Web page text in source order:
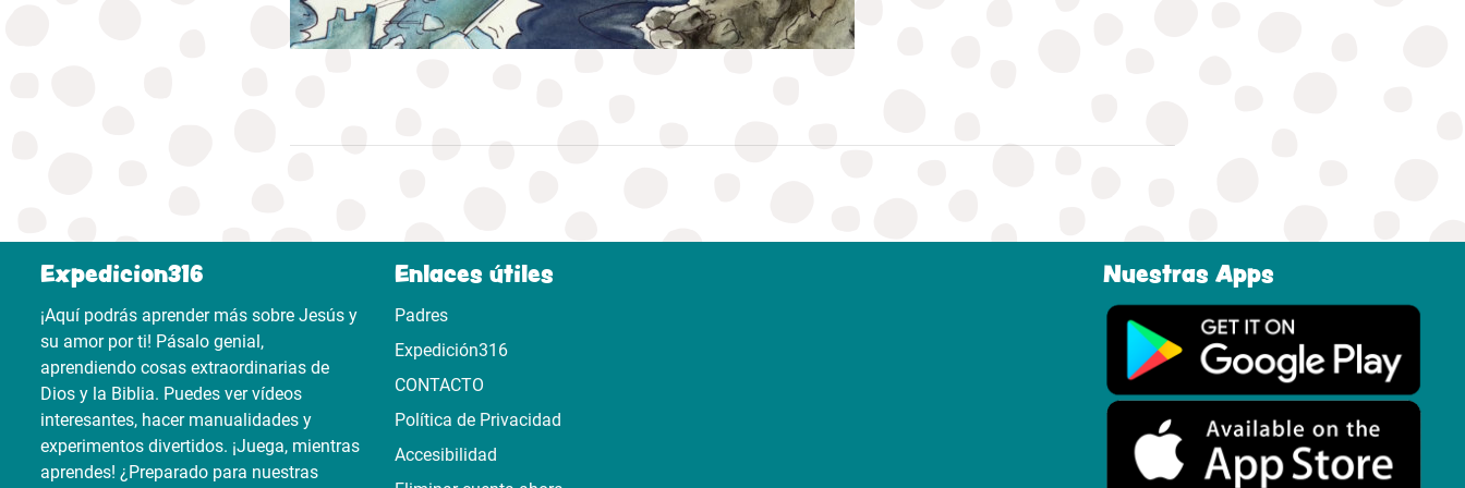
Expedicion316
¡Aquí podrás aprender más sobre Jesús y
su amor por ti! Pásalo genial,
aprendiendo cosas extraordinarias de
Dios y la Biblia. Puedes ver vídeos
interesantes, hacer manualidades y
experimentos divertidos. ¡Juega, mientras
aprendes! ¿Preparado para nuestras
Enlaces útiles
Padres
Expedición316
CONTACTO
Política de Privacidad
Accesibilidad
Nuestras Apps